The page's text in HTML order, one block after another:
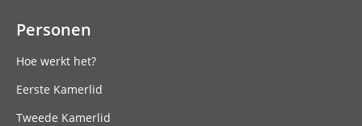
Personen
Hoe werkt het?
Eerste Kamerlid
Tweede Kamerlid